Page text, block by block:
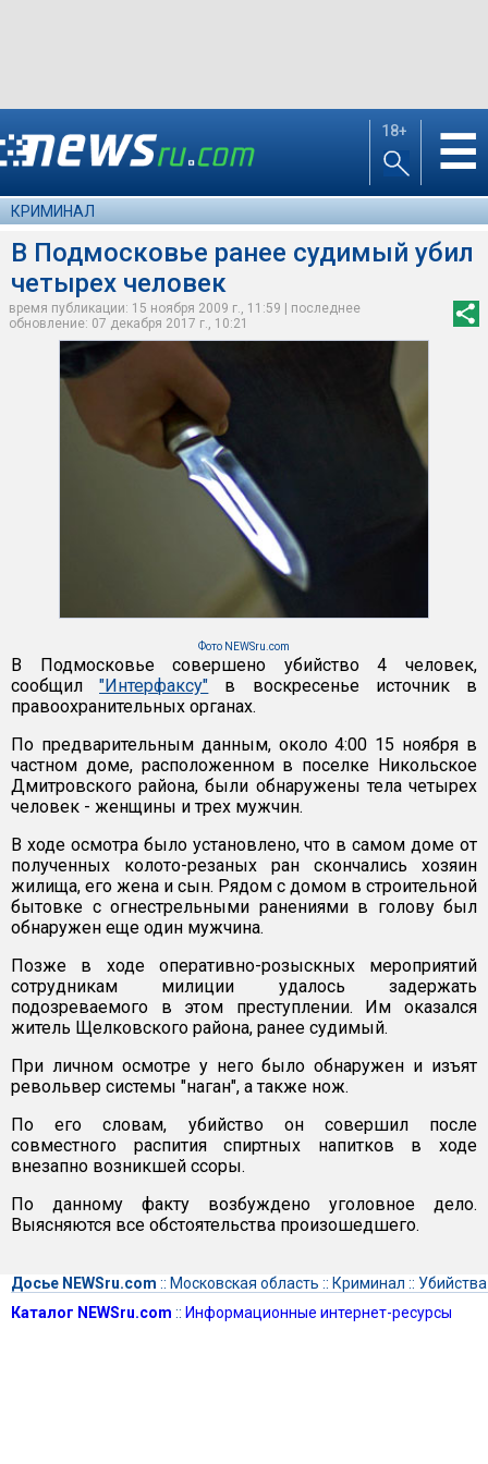
18+ ☰
КРИМИНАЛ
В Подмосковье ранее судимый убил
четырех человек
время публикации: 15 ноября 2009 г., 11:59 | последнее
обновление: 07 декабря 2017 г., 10:21
Фото NEWSru.com
В Подмосковье совершено убийство 4 человек,
сообщил"Интерфаксу" в воскресенье источник в
правоохранительных органах.
По предварительным данным, около 4:00 15 ноября в
частном доме, расположенном в поселке Никольское
Дмитровского района, были обнаружены тела четырех
человек - женщины и трех мужчин.
В ходе осмотра было установлено, что в самом доме от
полученных колото-резаных ран скончались хозяин
жилища, его жена и сын. Рядом с домом в строительной
бытовке с огнестрельными ранениями в голову был
обнаружен еще один мужчина.
Позже в ходе оперативно-розыскных мероприятий
сотрудникам милиции удалось задержать
подозреваемого в этом преступлении. Им оказался
житель Щелковского района, ранее судимый.
При личном осмотре у него было обнаружен и изъят
револьвер системы "наган", а также нож.
По его словам, убийство он совершил после
совместного распития спиртных напитков в ходе
внезапно возникшей ссоры.
По данному факту возбуждено уголовное дело.
Выясняются все обстоятельства произошедшего.
Досье NEWSru.com :: Московская область :: Криминал :: Убийства
Каталог NEWSru.com :: Информационные интернет-ресурсы